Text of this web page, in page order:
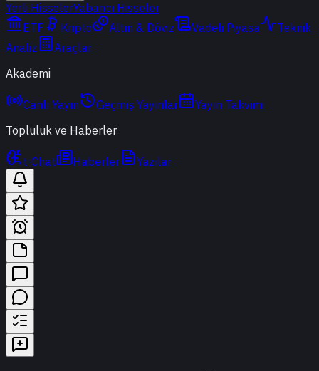
Yerli HisselerYabancı Hisseler
ETF
Kripto Altın & Döviz Vadeli Piyasa
Teknik
Analiz
Araçlar
Akademi
Canlı Yayın Geçmiş Yayınlar
Yayın Takvimi
Topluluk ve Haberler
t-Chat Haberler Yazılar